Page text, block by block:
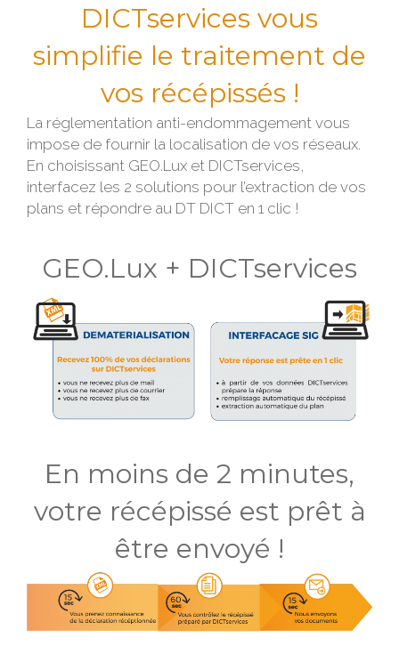
DICTservices vous
simplifie le traitement de
vos récépissés !
La réglementation anti-endommagement vous
impose de fournir la localisation de vos réseaux.
En choisissant GEO.Lux et DICTservices,
interfacez les 2 solutions pour l’extraction de vos
plans et répondre au DT DICT en 1 clic !
GEO.Lux + DICTservices
En moins de 2 minutes,
votre récépissé est prêt à
être envoyé !